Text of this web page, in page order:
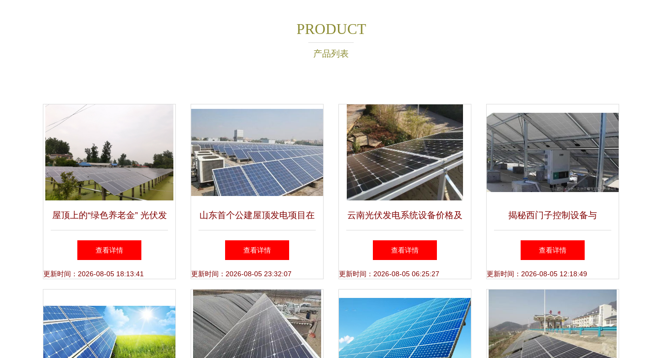
PRODUCT
产品列表
屋顶上的“绿色养老金” 光伏发
电如何让河南村民每月增收数
千元
查看详情
更新时间：2026-08-05 18:13:41
山东首个公建屋顶发电项目在
城阳启用 年收益近70万，探
索绿色减排新路径
查看详情
更新时间：2026-08-05 23:32:07
云南光伏发电系统设备价格及
高清图片赏析 坦硕商贸专业
解析
查看详情
更新时间：2026-08-05 06:25:27
揭秘西门子控制设备与
PROFIBUS转EtherNet/IP网
关在光伏发电中的关键应用
查看详情
更新时间：2026-08-05 12:18:49